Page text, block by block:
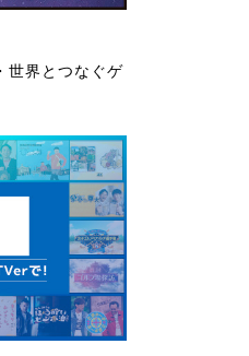
世界とつなぐゲ